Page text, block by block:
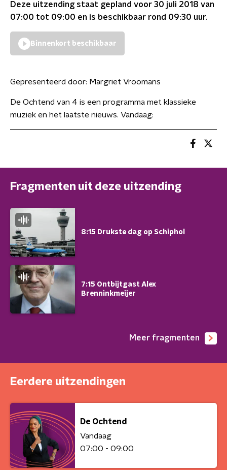
Deze uitzending staat gepland voor 30 juli 2018 van
07:00 tot 09:00 en is beschikbaar rond 09:30 uur.
Binnenkort beschikbaar
Gepresenteerd door: Margriet Vroomans
De Ochtend van 4 is een programma met klassieke
muziek en het laatste nieuws. Vandaag:
Fragmenten uit deze uitzending
8:15 Drukste dag op Schiphol
7:15 Ontbijtgast Alex
Brenninkmeijer
Meer fragmenten
Eerdere uitzendingen
De Ochtend
Vandaag
07:00 - 09:00